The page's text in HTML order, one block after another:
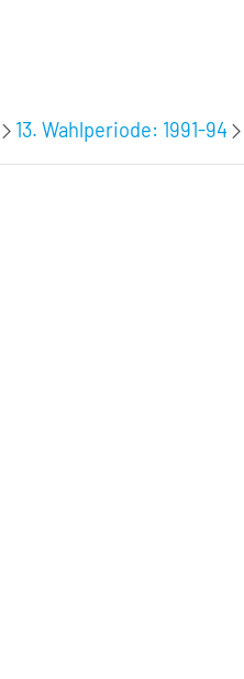
13. Wahlperiode: 1991-94